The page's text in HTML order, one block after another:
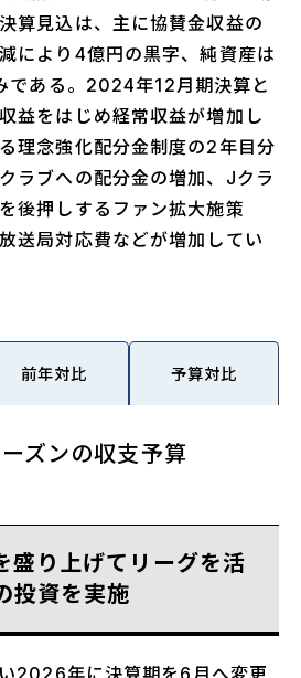
算見込は、主に協賛金収益の
により4億円の黒字、純資産は
である。2024年12月期決算と
益をはじめ経常収益が増加し
理念強化配分金制度の2年目分
ラブへの配分金の増加、Jクラ
後押しするファン拡大施策
送局対応費などが増加してい
前年対比 予算対比
ズンの収支予算
盛り上げてリーグを活
投資を実施
2026年に決算期を6月へ変更